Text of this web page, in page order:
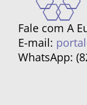
Fale com A
E-mail:
WhatsApp: